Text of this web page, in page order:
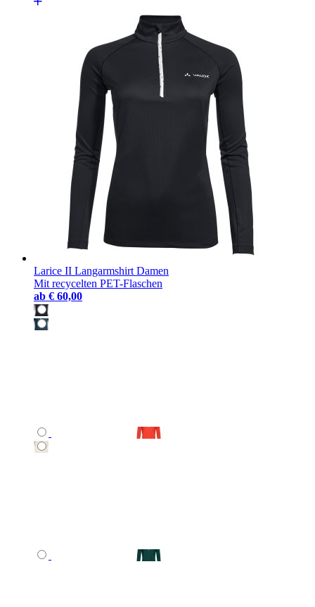
Larice II Langarmshirt Damen
Mit recycelten PET-Flaschen
ab € 60,00